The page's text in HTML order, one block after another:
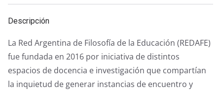
e
b
o
o
k
er s
p
p
gr
m
e
g
er
l p
tir
Descripción
La Red Argentina de Filosofía de la Educación (REDAFE)
fue fundada en 2016 por iniciativa de distintos
espacios de docencia e investigación que compartían
la inquietud de generar instancias de encuentro y